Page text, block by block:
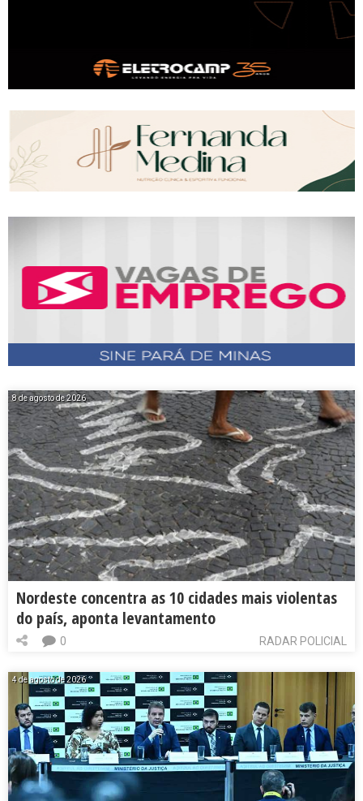
8 de agosto de 2026
Nordeste concentra as 10 cidades mais violentas
do país, aponta levantamento
RADAR POLICIAL
0
4 de agosto de 2026